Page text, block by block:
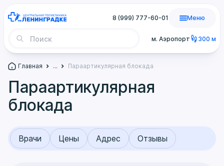
м. Аэропорт 300 м
8 (999) 777-60-01 Меню
Главная ... Параартикулярная блокада
Параартикулярная
блокада
Врачи Цены Адрес Отзывы